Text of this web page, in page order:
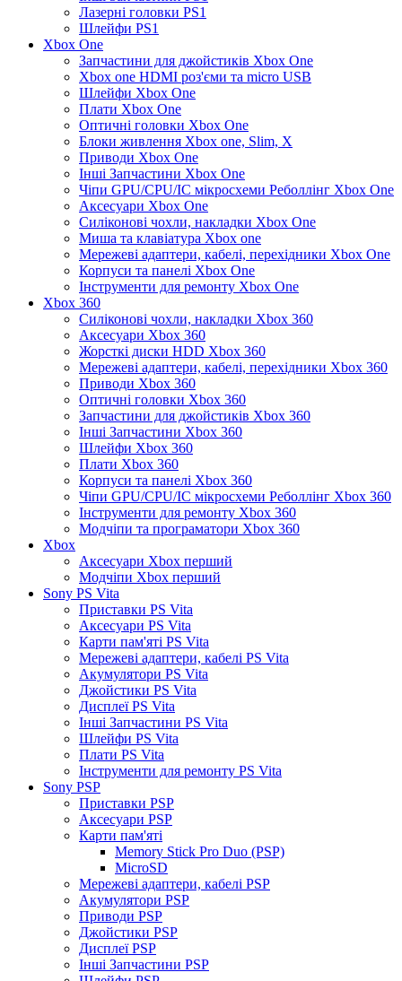
Лазерні головки PS1
Шлейфи PS1
Xbox One
Запчастини для джойстиків Xbox One
Xbox one HDMI роз'єми та micro USB
Шлейфи Xbox One
Плати Xbox One
Оптичні головки Xbox One
Блоки живлення Xbox one, Slim, X
Приводи Xbox One
Інші Запчастини Xbox One
Чіпи GPU/CPU/IC мікросхеми Реболлінг Xbox One
Аксесуари Xbox One
Силіконові чохли, накладки Xbox One
Миша та клавіатура Xbox one
Мережеві адаптери, кабелі, перехідники Xbox One
Корпуси та панелі Xbox One
Інструменти для ремонту Xbox One
Xbox 360
Силіконові чохли, накладки Xbox 360
Аксесуари Xbox 360
Жорсткі диски HDD Xbox 360
Мережеві адаптери, кабелі, перехідники Xbox 360
Приводи Xbox 360
Оптичні головки Xbox 360
Запчастини для джойстиків Xbox 360
Інші Запчастини Xbox 360
Шлейфи Xbox 360
Плати Xbox 360
Корпуси та панелі Xbox 360
Чіпи GPU/CPU/IC мікросхеми Реболлінг Xbox 360
Інструменти для ремонту Xbox 360
Модчіпи та програматори Xbox 360
Xbox
Аксесуари Xbox перший
Модчіпи Xbox перший
Sony PS Vita
Приставки PS Vita
Аксесуари PS Vita
Карти пам'яті PS Vita
Мережеві адаптери, кабелі PS Vita
Акумулятори PS Vita
Джойстики PS Vita
Дисплеї PS Vita
Інші Запчастини PS Vita
Шлейфи PS Vita
Плати PS Vita
Інструменти для ремонту PS Vita
Sony PSP
Приставки PSP
Аксесуари PSP
Карти пам'яті
Memory Stick Pro Duo (PSP)
MicroSD
Мережеві адаптери, кабелі PSP
Акумулятори PSP
Приводи PSP
Джойстики PSP
Дисплеї PSP
Інші Запчастини PSP